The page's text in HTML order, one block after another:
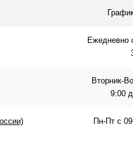
Ежедневно
Вторник-
9:00
Пн-Пт с